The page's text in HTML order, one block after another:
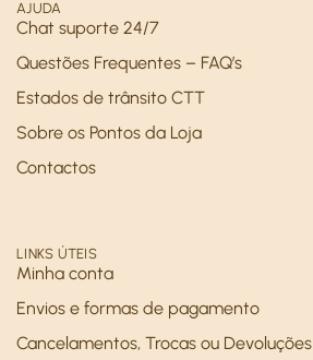
AJUDA
Chat suporte 24/7
Questões Frequentes – FAQ’s
Estados de trânsito CTT
Sobre os Pontos da Loja
Contactos
LINKS ÚTEIS
Minha conta
Envios e formas de pagamento
Cancelamentos, Trocas ou Devoluções